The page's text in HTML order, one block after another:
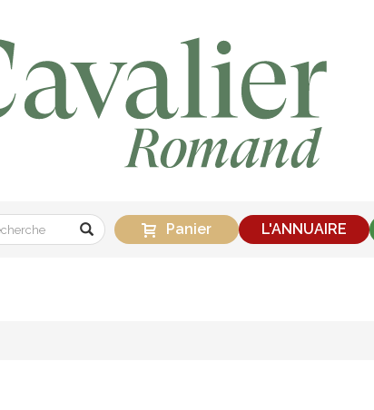
Panier L'ANNUAIRE